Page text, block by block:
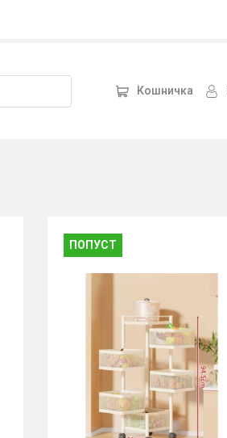
Кошничка
ПОПУСТ